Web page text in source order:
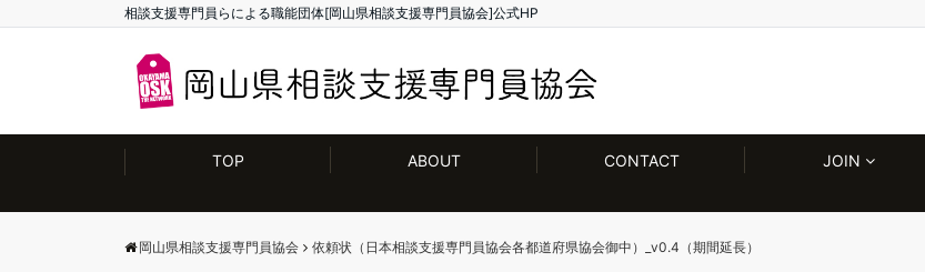
相談支援専門員らによる職能団体[岡山県相談支援専門員協会]公式HP
TOP ABOUT CONTACT JOIN
岡山県相談支援専門員協会 依頼状（日本相談支援専門員協会各都道府県協会御中）_v0.4（期間延長）